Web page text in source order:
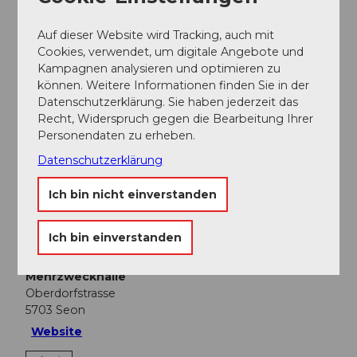
In der Nähe Auf der Karte anschauen
Veranstaltung
Mehrzweckhalle
Oberdorfstrasse
5703 Seon
Website
Auf dieser Website wird Tracking, auch mit
Cookies, verwendet, um digitale Angebote und
Kampagnen analysieren und optimieren zu
können. Weitere Informationen finden Sie in der
Datenschutzerklärung. Sie haben jederzeit das
Recht, Widerspruch gegen die Bearbeitung Ihrer
Personendaten zu erheben.
Datenschutzerklärung
Ich bin nicht einverstanden
Ich bin einverstanden